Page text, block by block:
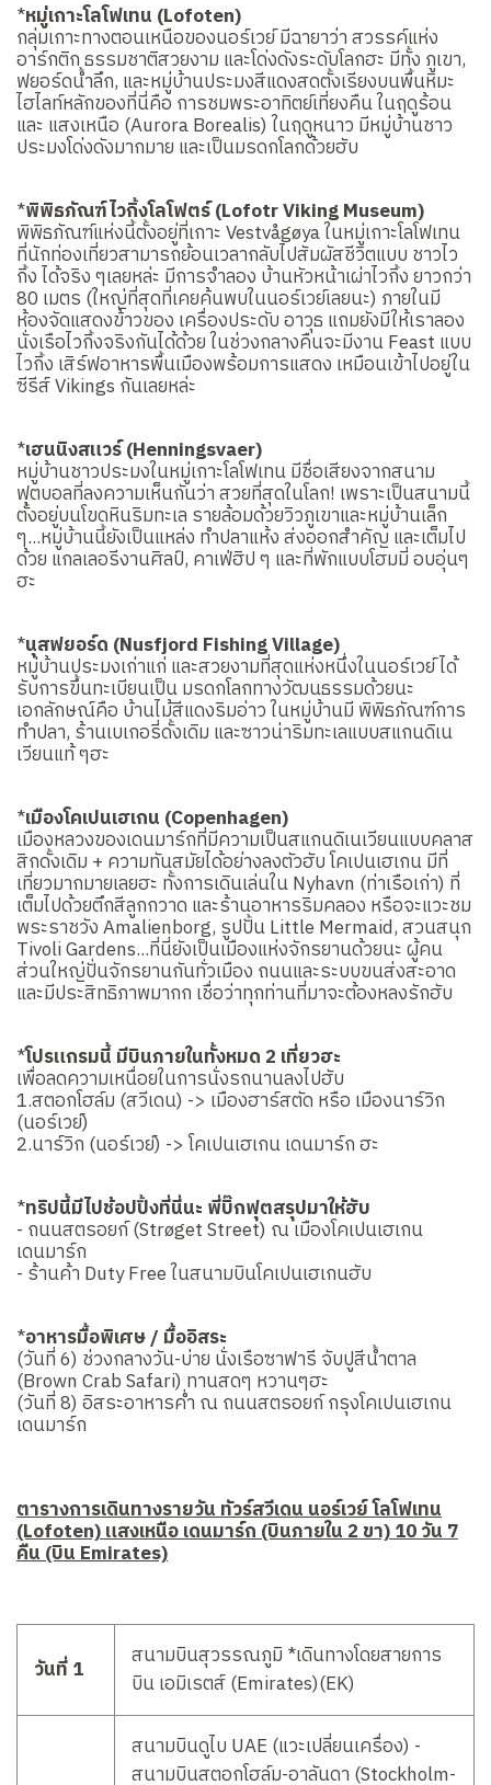
*หมู่เกาะโลโฟเทน (Lofoten)
กลุ่มเกาะทางตอนเหนือของนอร์เวย์ มีฉายาว่า สวรรค์แห่ง
อาร์กติก ธรรมชาติสวยงาม และโด่งดังระดับโลกฮะ มีทั้ง ภูเขา,
ฟยอร์ดน้ำลึก, และหมู่บ้านประมงสีแดงสดตั้งเรียงบนพื้นหิมะ
ไฮไลท์หลักของที่นี่คือ การชมพระอาทิตย์เที่ยงคืน ในฤดูร้อน
และ แสงเหนือ (Aurora Borealis) ในฤดูหนาว มีหมู่บ้านชาว
ประมงโด่งดังมากมาย และเป็นมรดกโลกด้วยฮับ
*พิพิธภัณฑ์ไวกิ้งโลโฟตร์ (Lofotr Viking Museum)
พิพิธภัณฑ์แห่งนี้ตั้งอยู่ที่เกาะ Vestvågøya ในหมู่เกาะโลโฟเทน
ที่นักท่องเที่ยวสามารถย้อนเวลากลับไปสัมผัสชีวิตแบบ ชาวไว
กิ้ง ได้จริง ๆเลยหล่ะ มีการจำลอง บ้านหัวหน้าเผ่าไวกิ้ง ยาวกว่า
80 เมตร (ใหญ่ที่สุดที่เคยค้นพบในนอร์เวย์เลยนะ) ภายในมี
ห้องจัดแสดงข้าวของ เครื่องประดับ อาวุธ แถมยังมีให้เราลอง
นั่งเรือไวกิ้งจริงกันได้ด้วย ในช่วงกลางคืนจะมีงาน Feast แบบ
ไวกิ้ง เสิร์ฟอาหารพื้นเมืองพร้อมการแสดง เหมือนเข้าไปอยู่ใน
ซีรีส์ Vikings กันเลยหล่ะ
*เฮนนิงสแวร์ (Henningsvaer)
หมู่บ้านชาวประมงในหมู่เกาะโลโฟเทน มีชื่อเสียงจากสนาม
ฟุตบอลที่ลงความเห็นกันว่า สวยที่สุดในโลก! เพราะเป็นสนามนี้
ตั้งอยู่บนโขดหินริมทะเล รายล้อมด้วยวิวภูเขาและหมู่บ้านเล็ก
ๆ...หมู่บ้านนี้ยังเป็นแหล่ง ทำปลาแห้ง ส่งออกสำคัญ และเต็มไป
ด้วย แกลเลอรีงานศิลป์, คาเฟ่ฮิป ๆ และที่พักแบบโฮมมี่ อบอุ่นๆ
ฮะ
*นุสฟยอร์ด (Nusfjord Fishing Village)
หมู่บ้านประมงเก่าแก่ และสวยงามที่สุดแห่งหนึ่งในนอร์เวย์ ได้
รับการขึ้นทะเบียนเป็น มรดกโลกทางวัฒนธรรมด้วยนะ
เอกลักษณ์คือ บ้านไม้สีแดงริมอ่าว ในหมู่บ้านมี พิพิธภัณฑ์การ
ทำปลา, ร้านเบเกอรี่ดั้งเดิม และซาวน่าริมทะเลแบบสแกนดิเน
เวียนแท้ ๆฮะ
*เมืองโคเปนเฮเกน (Copenhagen)
เมืองหลวงของเดนมาร์กที่มีความเป็นสแกนดิเนเวียนแบบคลาส
สิกดั้งเดิม + ความทันสมัยได้อย่างลงตัวฮับ โคเปนเฮเกน มีที่
เที่ยวมากมายเลยฮะ ทั้งการเดินเล่นใน Nyhavn (ท่าเรือเก่า) ที่
เต็มไปด้วยตึกสีลูกกวาด และร้านอาหารริมคลอง หรือจะแวะชม
พระราชวัง Amalienborg, รูปปั้น Little Mermaid, สวนสนุก
Tivoli Gardens...ที่นี่ยังเป็นเมืองแห่งจักรยานด้วยนะ ผู้คน
ส่วนใหญ่ปั่นจักรยานกันทั่วเมือง ถนนและระบบขนส่งสะอาด
และมีประสิทธิภาพมากก เชื่อว่าทุกท่านที่มาจะต้องหลงรักฮับ
*โปรแกรมนี้ มีบินภายในทั้งหมด 2 เที่ยวฮะ
เพื่อลดความเหนื่อยในการนั่งรถนานลงไปฮับ
1.สตอกโฮล์ม (สวีเดน) -> เมืองฮาร์สตัด หรือ เมืองนาร์วิก
(นอร์เวย์)
2.นาร์วิก (นอร์เวย์) -> โคเปนเฮเกน เดนมาร์ก ฮะ
*ทริปนี้มีไปช้อปปิ้งที่นี่นะ พี่บิ๊กฟุตสรุปมาให้ฮับ
- ถนนสตรอยก์ (Strøget Street) ณ เมืองโคเปนเฮเกน
เดนมาร์ก
- ร้านค้า Duty Free ในสนามบินโคเปนเฮเกนฮับ
*อาหารมื้อพิเศษ / มื้ออิสระ
(วันที่ 6) ช่วงกลางวัน-บ่าย นั่งเรือซาฟารี จับปูสีน้ำตาล
(Brown Crab Safari) ทานสดๆ หวานๆฮะ
(วันที่ 8) อิสระอาหารค่ำ ณ ถนนสตรอยก์ กรุงโคเปนเฮเกน
เดนมาร์ก
ตารางการเดินทางรายวัน ทัวร์สวีเดน นอร์เวย์ โลโฟเทน
(Lofoten) แสงเหนือ เดนมาร์ก (บินภายใน 2 ขา) 10 วัน 7
คืน (บิน Emirates)
วันที่ 1
สนามบินสุวรรณภูมิ *เดินทางโดยสายการ
บิน เอมิเรตส์ (Emirates)(EK)
สนามบินดูไบ UAE (แวะเปลี่ยนเครื่อง) -
สนามบินสตอกโฮล์ม-อาลันดา (Stockholm-